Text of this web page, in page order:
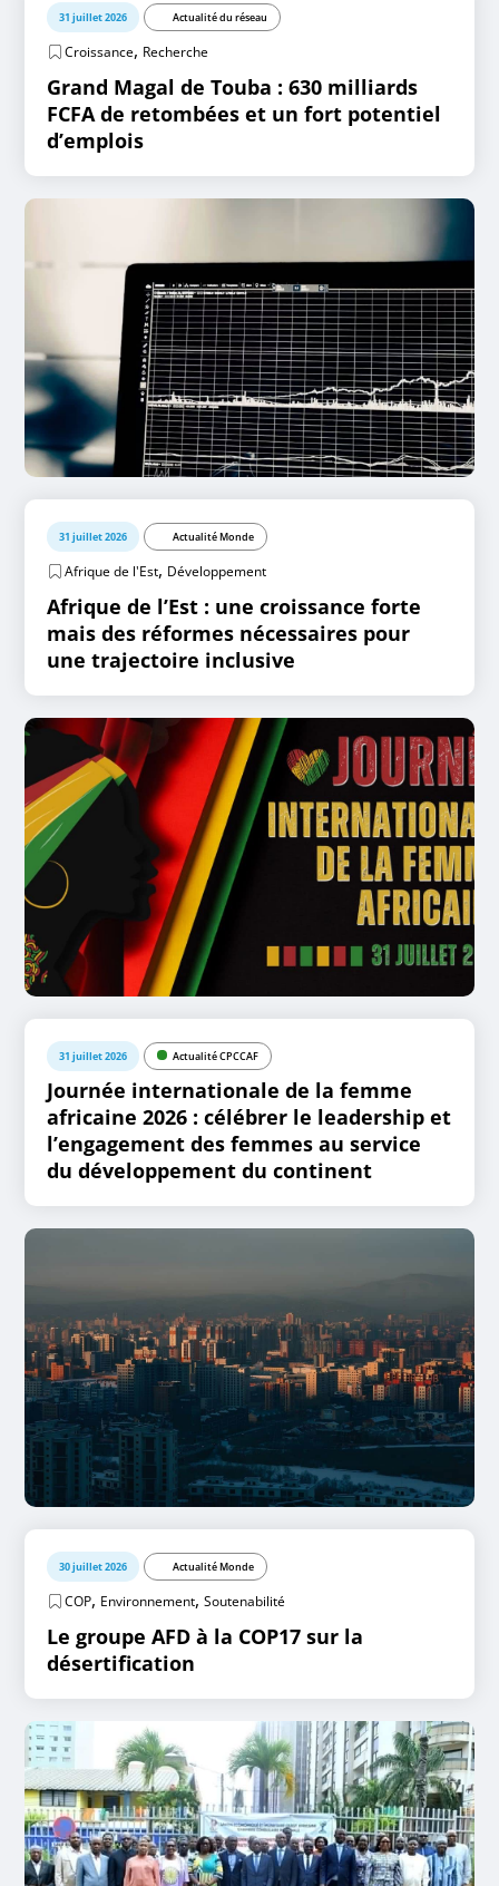
31 juillet 2026 Actualité du réseau
Croissance, Recherche
Grand Magal de Touba : 630 milliards
FCFA de retombées et un fort potentiel
d’emplois
31 juillet 2026 Actualité Monde
Afrique de l'Est, Développement
Afrique de l’Est : une croissance forte
mais des réformes nécessaires pour
une trajectoire inclusive
31 juillet 2026 Actualité CPCCAF
Journée internationale de la femme
africaine 2026 : célébrer le leadership et
l’engagement des femmes au service
du développement du continent
30 juillet 2026 Actualité Monde
COP, Environnement,Soutenabilité
Le groupe AFD à la COP17 sur la
désertification